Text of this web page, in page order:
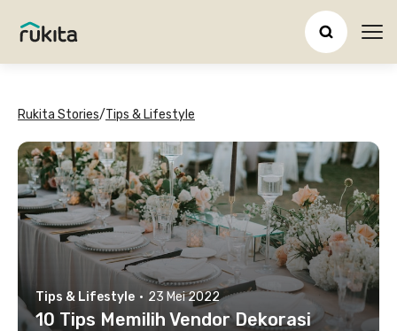
Rukita Stories/Tips & Lifestyle
Tips & Lifestyle · 23 Mei 2022
10 Tips Memilih Vendor Dekorasi